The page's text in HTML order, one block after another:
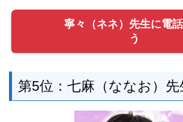
寧々（ネネ）先生に電
う
第5位：七麻（ななお）先